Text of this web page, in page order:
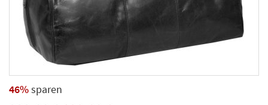
46%sparen